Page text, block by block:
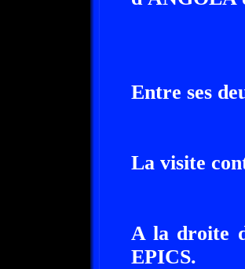
Entre ses
La visite
A la droite
EPICS.